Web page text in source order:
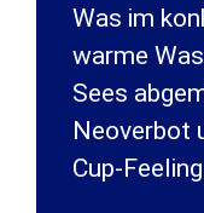
Was im
warme
Sees
Neoverbot
Cup-